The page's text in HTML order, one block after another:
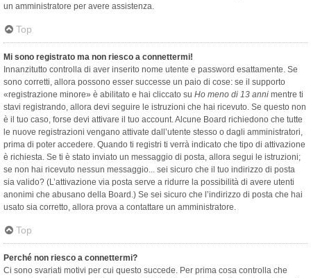
un amministratore per avere assistenza.
Top
Mi sono registrato ma non riesco a connettermi!
Innanzitutto controlla di aver inserito nome utente e password esattamente. Se
sono corretti, allora possono esser successe un paio di cose: se il supporto
«registrazione minore» è abilitato e hai cliccato su Ho meno di 13 anni mentre ti
stavi registrando, allora devi seguire le istruzioni che hai ricevuto. Se questo non
è il tuo caso, forse devi attivare il tuo account. Alcune Board richiedono che tutte
le nuove registrazioni vengano attivate dall’utente stesso o dagli amministratori,
prima di poter accedere. Quando ti registri ti verrà indicato che tipo di attivazione
è richiesta. Se ti è stato inviato un messaggio di posta, allora segui le istruzioni;
se non hai ricevuto nessun messaggio... sei sicuro che il tuo indirizzo di posta
sia valido? (L’attivazione via posta serve a ridurre la possibilità di avere utenti
anonimi che abusano della Board.) Se sei sicuro che l’indirizzo di posta che hai
usato sia corretto, allora prova a contattare un amministratore.
Top
Perché non riesco a connettermi?
Ci sono svariati motivi per cui questo succede. Per prima cosa controlla che